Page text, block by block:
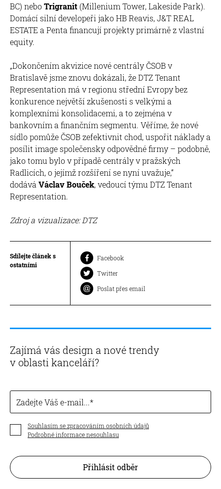
BC) neboTrigranit(Millenium Tower, Lakeside Park).
Domácí silní developeři jako HB Reavis, J&T REAL
ESTATE a Penta financují projekty primárně z vlastní
equity.
„Dokončením akvizice nové centrály ČSOB v
Bratislavě jsme znovu dokázali, že DTZ Tenant
Representation má v regionu střední Evropy bez
konkurence největší zkušenosti s velkými a
komplexními konsolidacemi, a to zejména v
bankovním a finančním segmentu. Věříme, že nové
sídlo pomůže ČSOB zefektivnit chod, uspořit náklady a
posílit image společensky odpovědné firmy – podobně,
jako tomu bylo v případě centrály v pražských
Radlicích, o jejímž rozšíření se nyní uvažuje,“
dodává Václav Bouček, vedoucí týmu DTZ Tenant
Representation.
Zdroj a vizualizace: DTZ
Sdílejte článek s
ostatními
Facebook
Twitter
Poslat přes email
Zajímá vás design a nové trendy
v oblasti kanceláří?
Zadejte Váš e-mail...
Souhlasím se zpracováním osobních údajů
Podrobné informace nesouhlasu
Přihlásit odběr